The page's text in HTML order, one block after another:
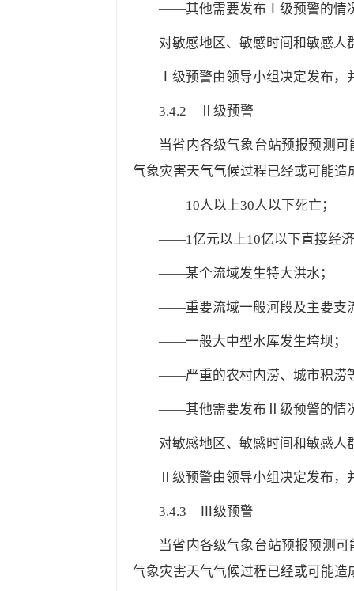
——其他需要发布Ⅰ级预警的情
对敏感地区、敏感时间和敏感
Ⅰ级预警由领导小组决定发布，
3.4.2 Ⅱ级预警
当省内各级气象台站预报预测
气象灾害天气气候过程已经或可能造
——10人以上30人以下死亡；
——1亿元以上10亿以下直接经
——某个流域发生特大洪水；
——重要流域一般河段及主要支
——一般大中型水库发生垮坝；
——严重的农村内涝、城市积涝
——其他需要发布Ⅱ级预警的情
对敏感地区、敏感时间和敏感
Ⅱ级预警由领导小组决定发布，
3.4.3 Ⅲ级预警
当省内各级气象台站预报预测
气象灾害天气气候过程已经或可能造